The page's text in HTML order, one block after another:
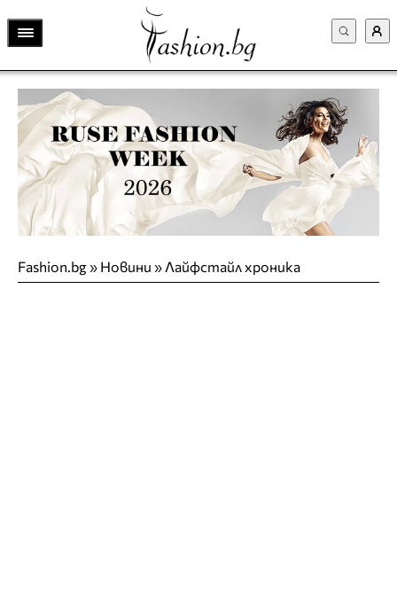
Fashion.bg» Новини » Лайфстайл хроника